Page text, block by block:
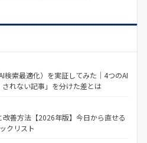
検索最適化）を実証してみた｜4つのAI
れない記事」を分けた差とは
改善方法【2026年版】今日から直せる
クリスト